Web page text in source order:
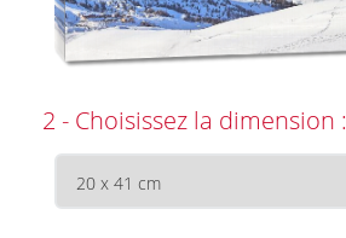
2 - Choisissez la dimension :